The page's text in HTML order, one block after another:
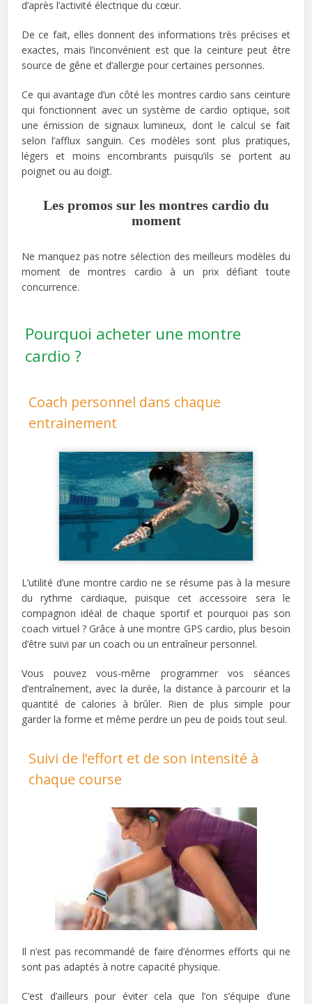
d’après l’activité électrique du cœur.
De ce fait, elles donnent des informations très précises et
exactes, mais l’inconvénient est que la ceinture peut être
source de gêne et d’allergie pour certaines personnes.
Ce qui avantage d’un côté les montres cardio sans ceinture
qui fonctionnent avec un système de cardio optique, soit
une émission de signaux lumineux, dont le calcul se fait
selon l’afflux sanguin. Ces modèles sont plus pratiques,
légers et moins encombrants puisqu’ils se portent au
poignet ou au doigt.
Les promos sur les montres cardio du
moment
Ne manquez pas notre sélection des meilleurs modèles du
moment de montres cardio à un prix défiant toute
concurrence.
Pourquoi acheter une montre
cardio ?
Coach personnel dans chaque
entrainement
L’utilité d’une montre cardio ne se résume pas à la mesure
du rythme cardiaque, puisque cet accessoire sera le
compagnon idéal de chaque sportif et pourquoi pas son
coach virtuel ? Grâce à une montre GPS cardio, plus besoin
d’être suivi par un coach ou un entraîneur personnel.
Vous pouvez vous-même programmer vos séances
d’entraînement, avec la durée, la distance à parcourir et la
quantité de calories à brûler. Rien de plus simple pour
garder la forme et même perdre un peu de poids tout seul.
Suivi de l’effort et de son intensité à
chaque course
Il n’est pas recommandé de faire d’énormes efforts qui ne
sont pas adaptés à notre capacité physique.
C’est d’ailleurs pour éviter cela que l’on s’équipe d’une